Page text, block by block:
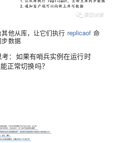
他从库，让它们执行 replicaof 命
数据
：如果有哨兵实例在运行时
正常切换吗？